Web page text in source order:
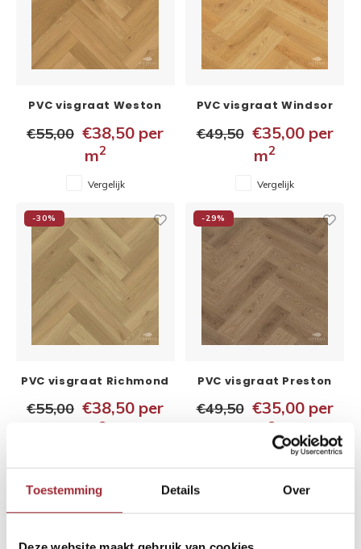
Toestemming Details Over
PVC visgraat Weston
€55,00 €38,50 per
m2
Vergelijk
PVC visgraat Windsor
€49,50 €35,00per
m2
Vergelijk
-30%
PVC visgraat Richmond
€55,00 €38,50 per
2
-29%
PVC visgraat Preston
€49,50 €35,00per
2
-29%